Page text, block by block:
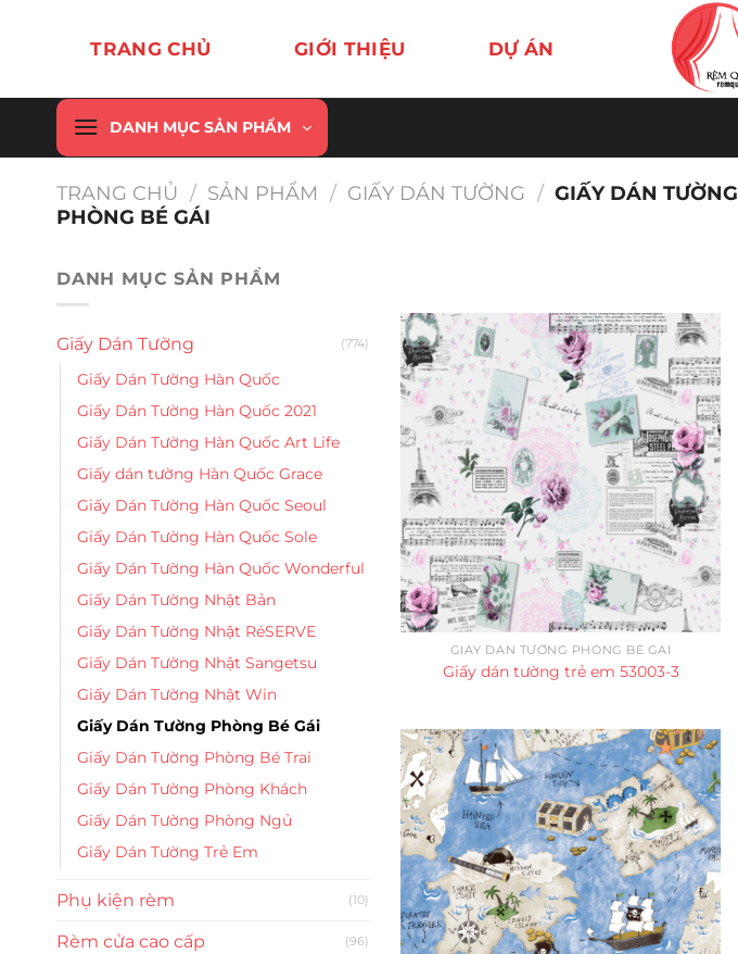
dung
TRANG CHỦ GIỚI THIỆU DỰ ÁN
DANH MỤC SẢN PHẨM
TRANG CHỦ / SẢN PHẨM / GIẤY DÁN TƯỜNG / GIẤY DÁN TƯỜNG
PHÒNG BÉ GÁI
DANH MỤC SẢN PHẨM
Giấy Dán Tường (774)
Giấy Dán Tường Hàn Quốc
Giấy Dán Tường Hàn Quốc 2021
Giấy Dán Tường Hàn Quốc Art Life
Giấy dán tường Hàn Quốc Grace
Giấy Dán Tường Hàn Quốc Seoul
Giấy Dán Tường Hàn Quốc Sole
Giấy Dán Tường Hàn Quốc Wonderful
Giấy Dán Tường Nhật Bản
Giấy Dán Tường Nhật RéSERVE
Giấy Dán Tường Nhật Sangetsu
Giấy Dán Tường Nhật Win
Giấy Dán Tường Phòng Bé Gái
Giấy Dán Tường Phòng Bé Trai
Giấy Dán Tường Phòng Khách
Giấy Dán Tường Phòng Ngủ
Giấy Dán Tường Trẻ Em
Phụ kiện rèm (10)
Rèm cửa cao cấp (96)
GIẤY DÁN TƯỜNG PHÒNG BÉ GÁI
Giấy dán tường trẻ em 53003-3